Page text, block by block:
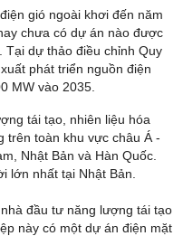
gió ngoài khơi đến năm
chưa có dự án nào được
dự thảo điều chỉnh Quy
phát triển nguồn điện
MW vào 2035.
tái tạo, nhiên liệu hóa
trên toàn khu vực châu Á -
Nhật Bản và Hàn Quốc.
lớn nhất tại Nhật Bản.
đầu tư năng lượng tái tạo
này có một dự án điện mặt